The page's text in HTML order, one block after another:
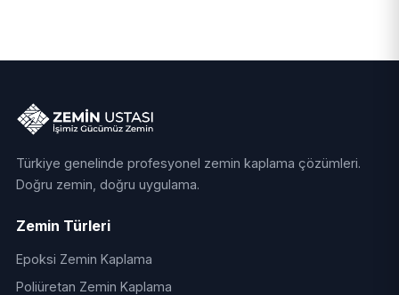
Türkiye genelinde profesyonel zemin kaplama çözümleri.
Doğru zemin, doğru uygulama.
Zemin Türleri
Epoksi Zemin Kaplama
Poliüretan Zemin Kaplama